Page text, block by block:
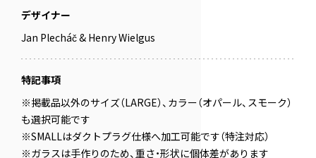
デザイナー
Jan Plecháč & Henry Wielgus
特記事項
※掲載品以外のサイズ（LARGE）、カラー（オパール、スモーク）
も選択可能です
※SMALLはダクトプラグ仕様へ加工可能です（特注対応）
※ガラスは手作りのため、重さ・形状に個体差があります